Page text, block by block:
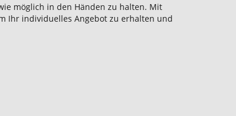
möglich in den Händen zu halten. Mit
Ihr individuelles Angebot zu erhalten und